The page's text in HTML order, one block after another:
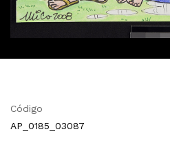
Código
AP_0185_03087